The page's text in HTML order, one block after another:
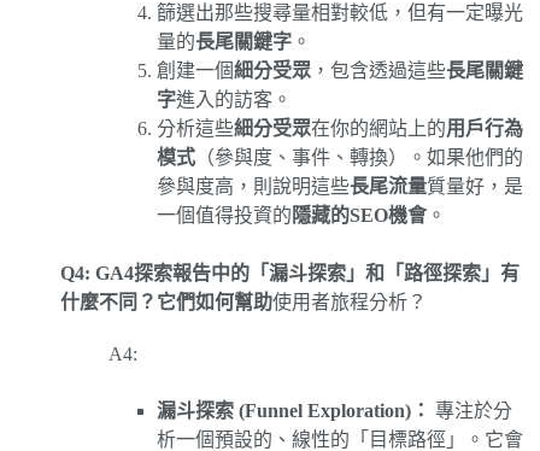
篩選出那些搜尋量相對較低，但有一定曝光
量的長尾關鍵字 。
創建一個細分受眾 ，包含透過這些長尾關鍵
字進入的訪客。
分析這些細分受眾在你的網站上的用戶行為
模式 （參與度、事件、轉換）。如果他們的
參與度高，則說明這些長尾流量質量好，是
一個值得投資的 隱藏的SEO機會。
Q4: GA4探索報告中的「漏斗探索」和「路徑探索」有
什麼不同？它們如何幫助使用者旅程分析？
A4:
漏斗探索 (Funnel Exploration)： 專注於分
析一個預設的、線性的「目標路徑」。它會